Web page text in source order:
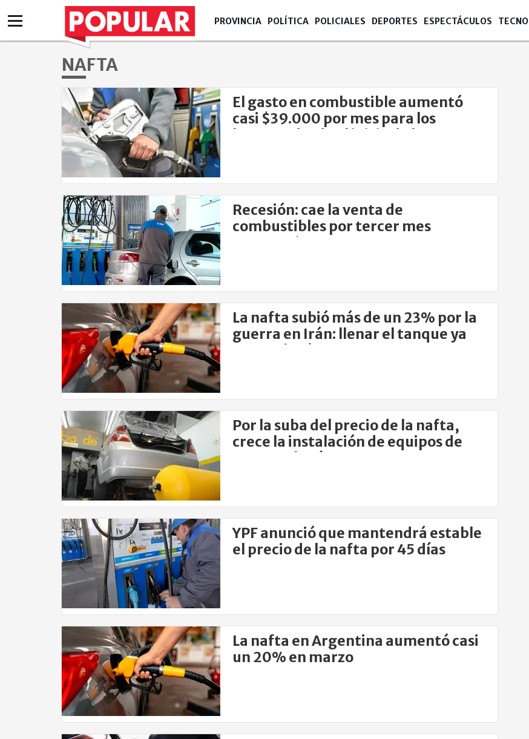
PROVINCIA POLÍTICA POLICIALES DEPORTES ESPECTÁCULOS TECNO
NAFTA
El gasto en combustible aumentó
casi $39.000 por mes para los
hogares desde el inicio de la guerra
Recesión: cae la venta de
combustibles por tercer mes
consecutivo
La nafta subió más de un 23% por la
guerra en Irán: llenar el tanque ya
supera los $100.000
Por la suba del precio de la nafta,
crece la instalación de equipos de
GNC en el país
YPF anunció que mantendrá estable
el precio de la nafta por 45 días
La nafta en Argentina aumentó casi
un 20% en marzo